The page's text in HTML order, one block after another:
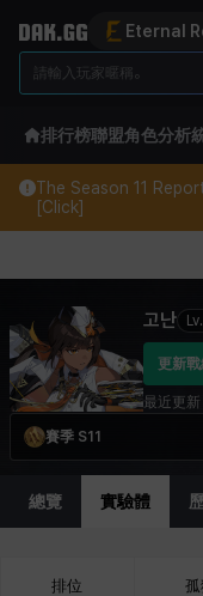
Eternal
排行榜聯盟角色分析
The Season 11
[Click]
고난
Lv.
更新
最近更新
賽季 S11
總覽 實驗體
排位 孤